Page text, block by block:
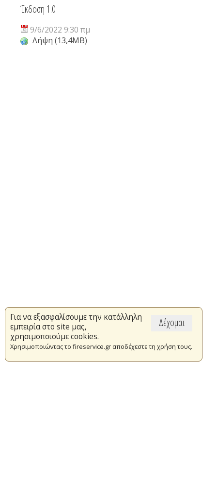
Έκδοση 1.0
9/6/2022 9:30 πμ
Λήψη (13,4MB)
Δέχομαι
Για να εξασφαλίσουμε την κατάλληλη
εμπειρία στο site μας,
χρησιμοποιούμε cookies.
Χρησιμοποιώντας το fireservice.gr αποδέχεστε τη χρήση τους.